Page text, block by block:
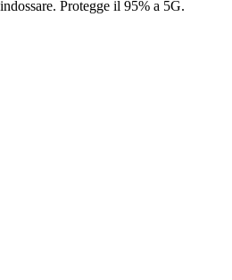
Protegge il 95% a 5G.